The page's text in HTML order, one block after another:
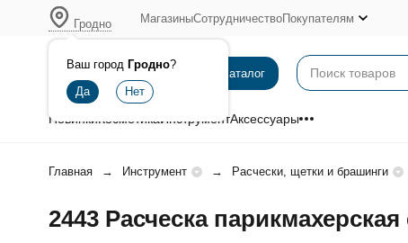
Гродно
Ваш город Гродно?
МагазиныСотрудничествоПокупателям
Каталог
НовинкиКосметикаИнструментАксессуары
Главная Инструмент Расчески, щетки и брашинги
2443 Расческа